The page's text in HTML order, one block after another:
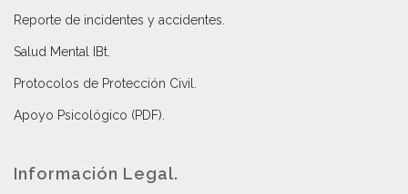
Reporte de incidentes y accidentes
Salud Mental IBt
Protocolos de Protección Civil
Apoyo Psicológico (PDF)
Información Legal.